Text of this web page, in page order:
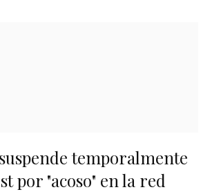
temporalmente
por "acoso" en la red